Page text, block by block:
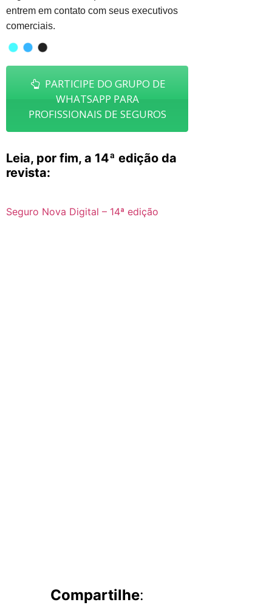
entrem em contato com seus executivos
comerciais.
PARTICIPE DO GRUPO DE
WHATSAPP PARA
PROFISSIONAIS DE SEGUROS
Leia, por fim, a 14ª edição da
revista:
Seguro Nova Digital – 14ª edição
Compartilhe: